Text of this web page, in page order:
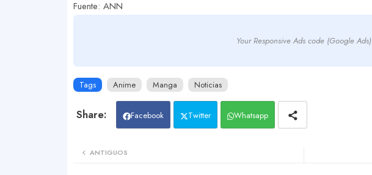
Fuente: ANN
Your Responsive Ads code (Google Ads)
Tags Anime Manga Noticias
Facebook Twitter Whatsapp
ANTIGUOS